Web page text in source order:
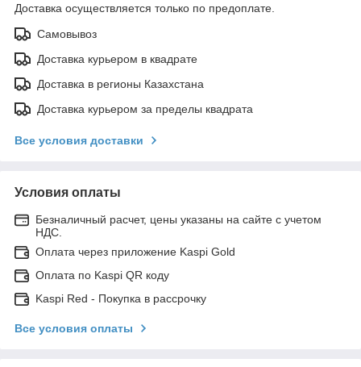
Доставка осуществляется только по предоплате.
Самовывоз
Доставка курьером в квадрате
Доставка в регионы Казахстана
Доставка курьером за пределы квадрата
Все условия доставки
Условия оплаты
Безналичный расчет, цены указаны на сайте с учетом
НДС.
Оплата через приложение Kaspi Gold
Оплата по Kaspi QR коду
Kaspi Red - Покупка в рассрочку
Все условия оплаты